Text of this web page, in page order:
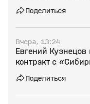
Поделиться
Вчера, 13:24
Евгений
контракт с
Поделиться